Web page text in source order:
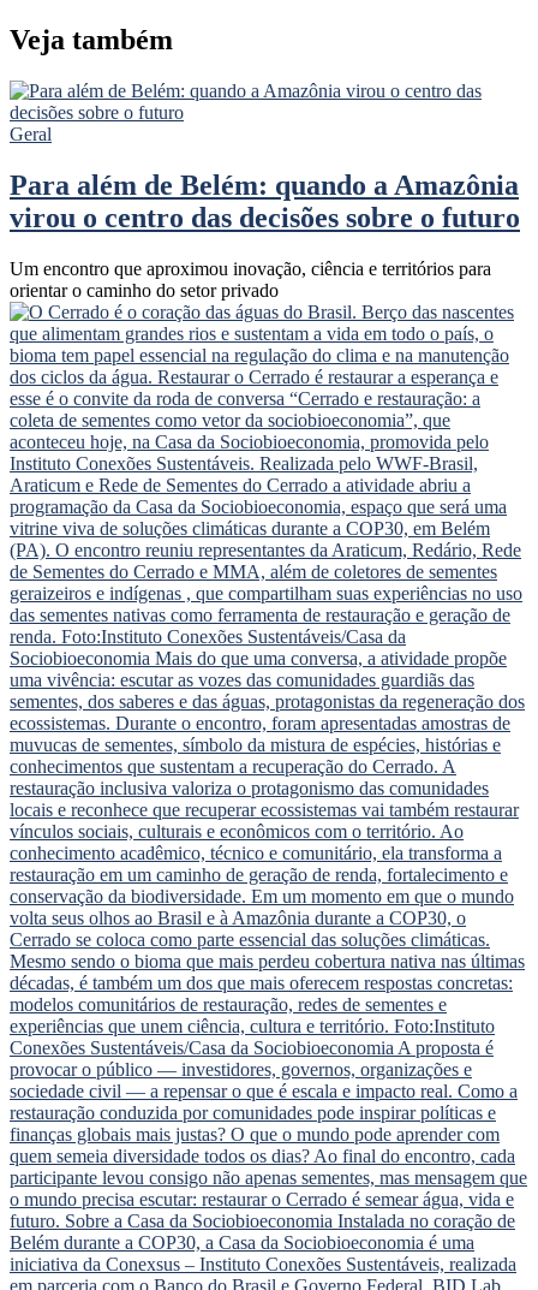
Veja também
Geral
Para além de Belém: quando a Amazônia
virou o centro das decisões sobre o futuro
Um encontro que aproximou inovação, ciência e territórios para
orientar o caminho do setor privado